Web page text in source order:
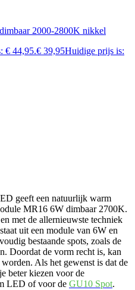
2000-2800K nikkel
€ 44,95.€ 39,95Huidige prijs is:
geeft een natuurlijk warm
MR16 6W dimbaar 2700K.
met de allernieuwste techniek
uit een module van 6W en
bestaande spots, zoals de
Doordat de vorm recht is, kan
Als het gewenst is dat de
beter kiezen voor de
LED of voor de GU10 Spot.